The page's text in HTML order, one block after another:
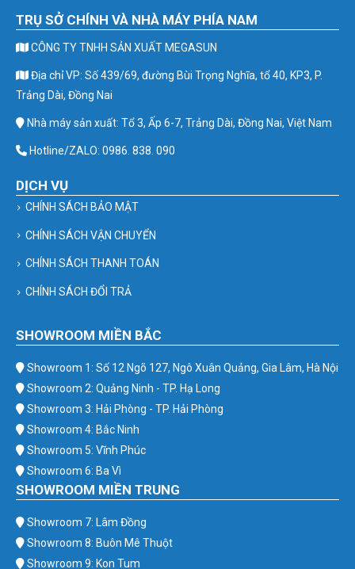
TRỤ SỞ CHÍNH VÀ NHÀ MÁY PHÍA NAM
CÔNG TY TNHH SẢN XUẤT MEGASUN
Địa chỉ VP: Số 439/69, đường Bùi Trọng Nghĩa, tổ 40, KP3, P.
Trảng Dài, Đồng Nai
Nhà máy sản xuất: Tổ 3, Ấp 6-7, Trảng Dài, Đồng Nai, Việt Nam
Hotline/ZALO: 0986. 838. 090
DỊCH VỤ
CHÍNH SÁCH BẢO MẬT
CHÍNH SÁCH VẬN CHUYỂN
CHÍNH SÁCH THANH TOÁN
CHÍNH SÁCH ĐỔI TRẢ
SHOWROOM MIỀN BẮC
Showroom 1: Số 12 Ngõ 127, Ngô Xuân Quảng, Gia Lâm, Hà Nội
Showroom 2: Quảng Ninh - TP. Hạ Long
Showroom 3: Hải Phòng - TP. Hải Phòng
Showroom 4: Bắc Ninh
Showroom 5: Vĩnh Phúc
Showroom 6: Ba Vì
SHOWROOM MIỀN TRUNG
Showroom 7: Lâm Đồng
Showroom 8: Buôn Mê Thuột
Showroom 9: Kon Tum